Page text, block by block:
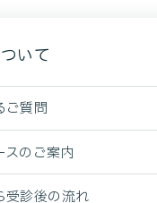
いて
ご質問
スのご案内
受診後の流れ